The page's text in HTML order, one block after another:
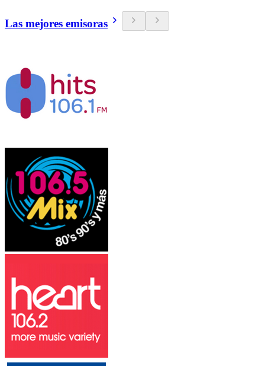
Las mejores emisoras